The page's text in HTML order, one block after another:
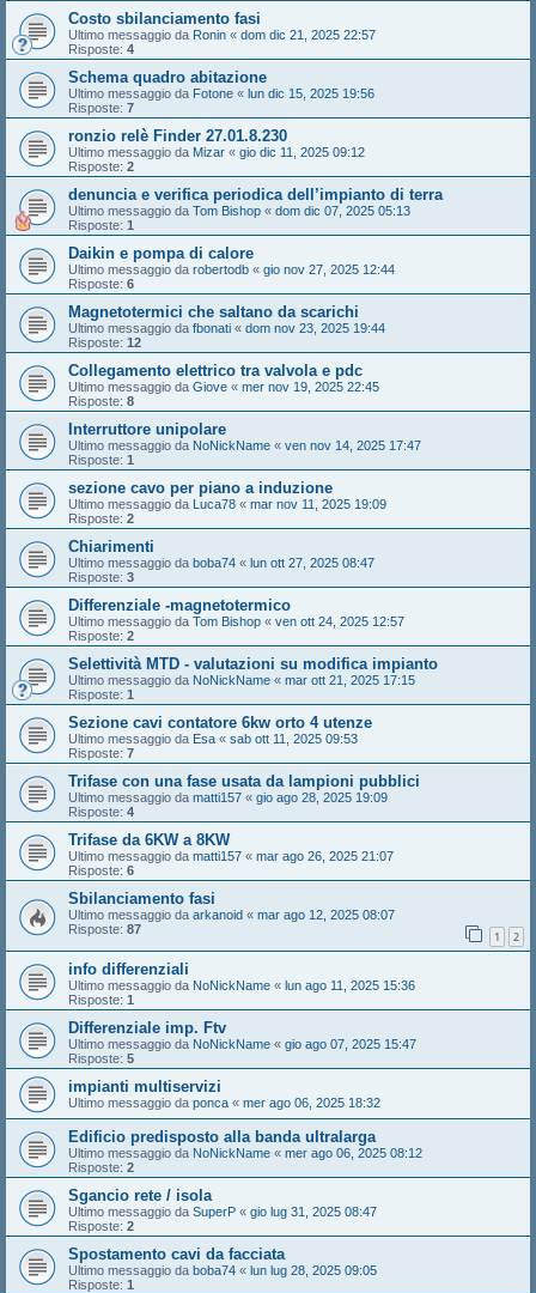
Costo sbilanciamento fasi
Ultimo messaggio da Ronin « dom dic 21, 2025 22:57
Risposte: 4
Schema quadro abitazione
Ultimo messaggio da Fotone « lun dic 15, 2025 19:56
Risposte: 7
ronzio relè Finder 27.01.8.230
Ultimo messaggio da Mizar « gio dic 11, 2025 09:12
Risposte: 2
denuncia e verifica periodica dell’impianto di terra
Ultimo messaggio da Tom Bishop « dom dic 07, 2025 05:13
Risposte: 1
Daikin e pompa di calore
Ultimo messaggio da robertodb « gio nov 27, 2025 12:44
Risposte: 6
Magnetotermici che saltano da scarichi
Ultimo messaggio da fbonati « dom nov 23, 2025 19:44
Risposte: 12
Collegamento elettrico tra valvola e pdc
Ultimo messaggio da Giove « mer nov 19, 2025 22:45
Risposte: 8
Interruttore unipolare
Ultimo messaggio da NoNickName « ven nov 14, 2025 17:47
Risposte: 1
sezione cavo per piano a induzione
Ultimo messaggio da Luca78 « mar nov 11, 2025 19:09
Risposte: 2
Chiarimenti
Ultimo messaggio da boba74 « lun ott 27, 2025 08:47
Risposte: 3
Differenziale -magnetotermico
Ultimo messaggio da Tom Bishop « ven ott 24, 2025 12:57
Risposte: 2
Selettività MTD - valutazioni su modifica impianto
Ultimo messaggio da NoNickName « mar ott 21, 2025 17:15
Risposte: 1
Sezione cavi contatore 6kw orto 4 utenze
Ultimo messaggio da Esa « sab ott 11, 2025 09:53
Risposte: 7
Trifase con una fase usata da lampioni pubblici
Ultimo messaggio da matti157 « gio ago 28, 2025 19:09
Risposte: 4
Trifase da 6KW a 8KW
Ultimo messaggio da matti157 « mar ago 26, 2025 21:07
Risposte: 6
Sbilanciamento fasi
Ultimo messaggio da arkanoid « mar ago 12, 2025 08:07
Risposte: 87 1 2
info differenziali
Ultimo messaggio da NoNickName « lun ago 11, 2025 15:36
Risposte: 1
Differenziale imp. Ftv
Ultimo messaggio da NoNickName « gio ago 07, 2025 15:47
Risposte: 5
impianti multiservizi
Ultimo messaggio da ponca « mer ago 06, 2025 18:32
Edificio predisposto alla banda ultralarga
Ultimo messaggio da NoNickName « mer ago 06, 2025 08:12
Risposte: 2
Sgancio rete / isola
Ultimo messaggio da SuperP « gio lug 31, 2025 08:47
Risposte: 2
Spostamento cavi da facciata
Ultimo messaggio da boba74 « lun lug 28, 2025 09:05
Risposte: 1